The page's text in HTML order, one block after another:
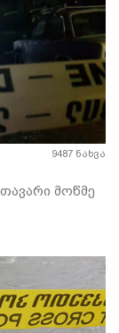
9487 ნახვა
მოწმე